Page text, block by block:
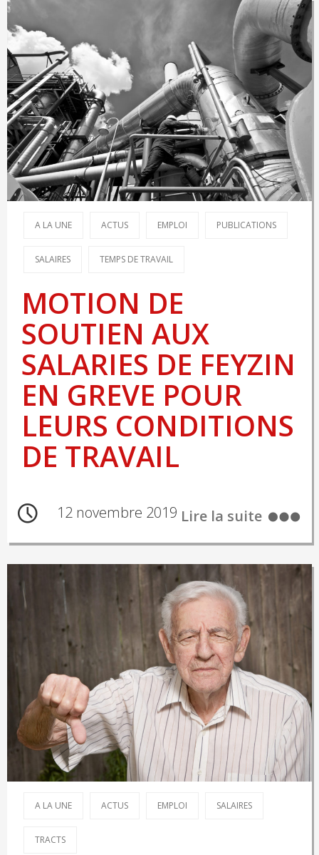
A LA UNE ACTUS EMPLOI PUBLICATIONS
SALAIRES TEMPS DE TRAVAIL
MOTION DE
SOUTIEN AUX
SALARIES DE FEYZIN
EN GREVE POUR
LEURS CONDITIONS
DE TRAVAIL
12 novembre 2019 Lire la suite
A LA UNE ACTUS EMPLOI SALAIRES
TRACTS